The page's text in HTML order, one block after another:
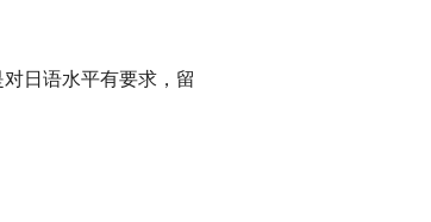
日语水平有要求，留